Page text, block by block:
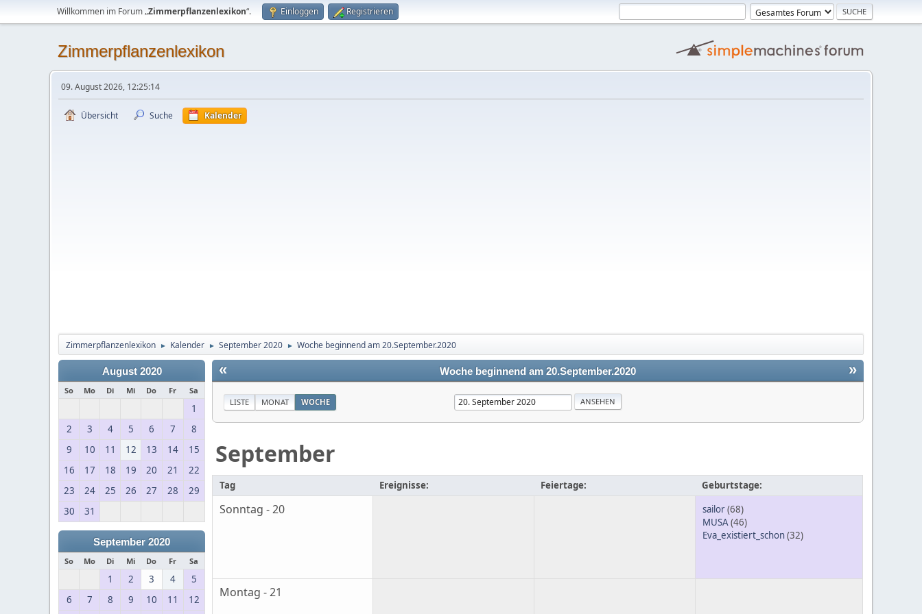
Willkommen im Forum „Zimmerpflanzenlexikon“. Einloggen Registrieren
Zimmerpflanzenlexikon
09. August 2026, 12:25:14
Übersicht Suche Kalender
Zimmerpflanzenlexikon ► Kalender ► September 2020 ► Woche beginnend am 20.September.2020
August 2020
So Mo Di Mi Do Fr Sa
1
2
3 4 5 6 7
8
9
10 11 12 13 14
15
16
17 18 19 20 21
22
23
24 25 26 27 28
29
30
31
September 2020
So Mo Di Mi Do Fr Sa
1 2 3 4
5
6
7 8 9 10 11
12
« »
Woche beginnend am 20.September.2020
LISTE MONAT WOCHE
September
Tag Ereignisse: Feiertage: Geburtstage:
Sonntag - 20 sailor(68)
MUSA(46)
Eva_existiert_schon(32)
Montag - 21